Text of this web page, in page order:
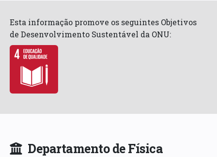
Esta informação promove os seguintes Objetivos
de Desenvolvimento Sustentável da ONU:
Departamento de Física